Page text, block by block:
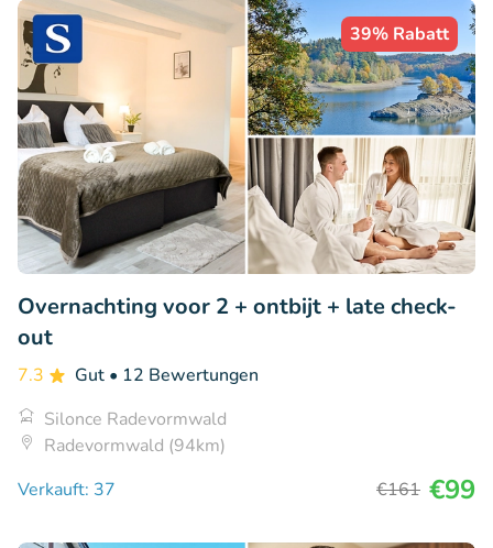
39% Rabatt
Overnachting voor 2 + ontbijt + late check-
out
7.3 Gut • 12 Bewertungen
Silonce Radevormwald
Radevormwald (94km)
Verkauft: 37
€161 €99